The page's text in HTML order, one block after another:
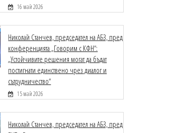
16 май 2026
Николай Станчев, председател на АБЗ, пред
конференцията „Говорим с КФН“:
„Устойчивите решения могат да бъдат
постигнати единствено чрез диалог и
сътрудничество“
15 май 2026
Николай Станчев, председател на АБЗ, пред